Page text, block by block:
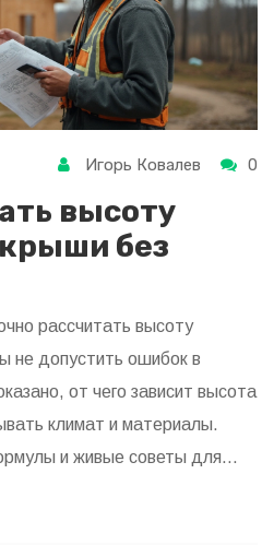
Игорь Ковалев 0
высоту
без
рассчитать высоту
не допустить ошибок в
от чего зависит высота
климат и материалы.
и живые советы для